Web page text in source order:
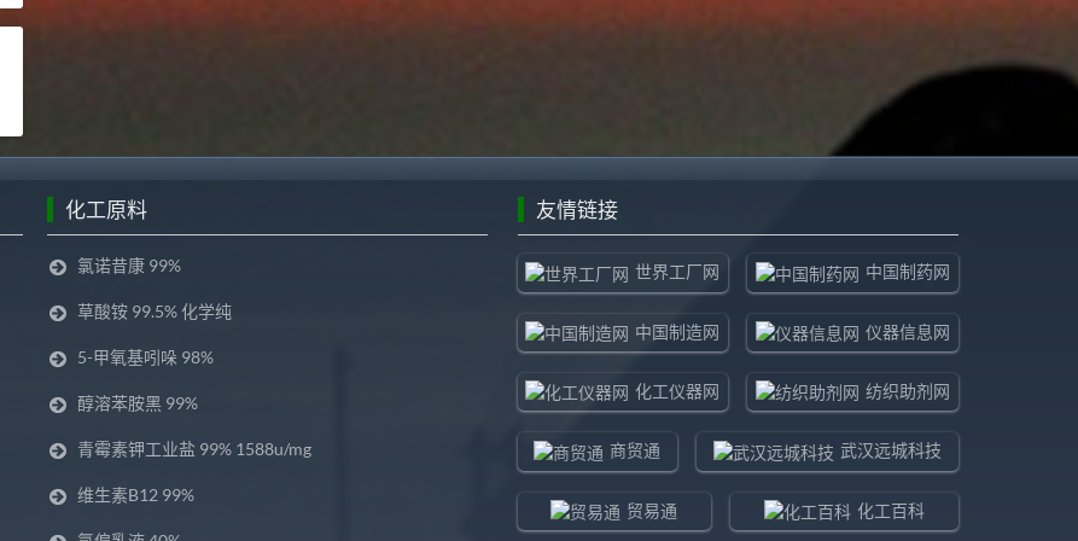
化工原料
氯诺昔康 99%
草酸铵 99.5% 化学纯
5-甲氧基吲哚 98%
醇溶苯胺黑 99%
青霉素钾工业盐 99% 1588u/mg
维生素B12 99%
友情链接
世界工厂网 中国制药网
中国制造网 仪器信息网
化工仪器网 纺织助剂网
商贸通 武汉远城科技
贸易通 化工百科